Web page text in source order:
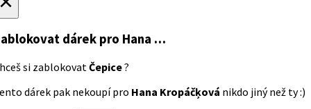
dárek pro Hana …
si zablokovatČepice?
dárek pak nekoupí pro Hana Kropáčķová nikdo jiný než ty :)